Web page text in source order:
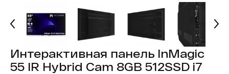
Интерактивная панель InMagic
55 IR Hybrid Cam 8GB 512SSD i7